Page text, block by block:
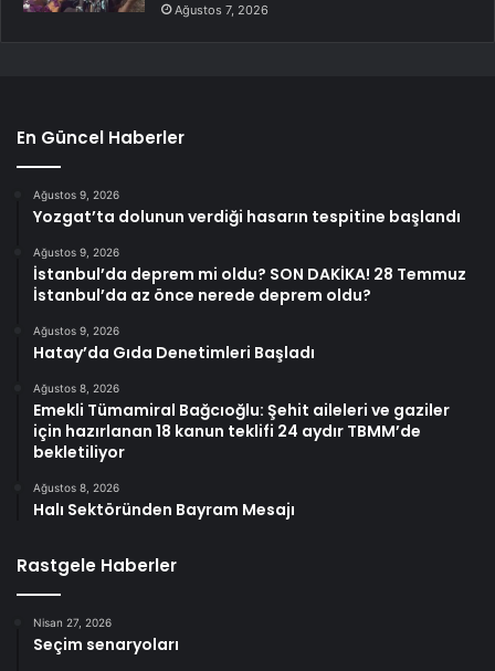
Ağustos 7, 2026
En Güncel Haberler
Ağustos 9, 2026
Yozgat’ta dolunun verdiği hasarın tespitine başlandı
Ağustos 9, 2026
İstanbul’da deprem mi oldu? SON DAKİKA! 28 Temmuz
İstanbul’da az önce nerede deprem oldu?
Ağustos 9, 2026
Hatay’da Gıda Denetimleri Başladı
Ağustos 8, 2026
Emekli Tümamiral Bağcıoğlu: Şehit aileleri ve gaziler
için hazırlanan 18 kanun teklifi 24 aydır TBMM’de
bekletiliyor
Ağustos 8, 2026
Halı Sektöründen Bayram Mesajı
Rastgele Haberler
Nisan 27, 2026
Seçim senaryoları